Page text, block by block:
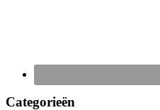
Categorieën